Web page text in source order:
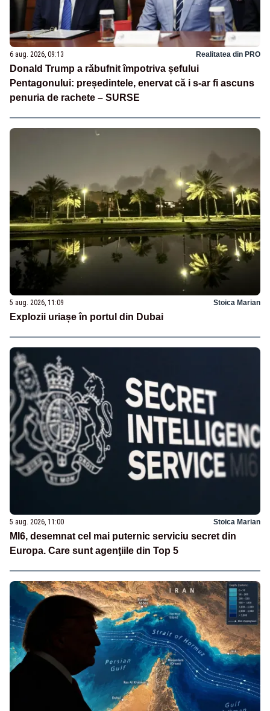
6 aug. 2026, 09:13 Realitatea din PRO
Donald Trump a răbufnit împotriva șefului
Pentagonului: președintele, enervat că i s-ar fi ascuns
penuria de rachete – SURSE
5 aug. 2026, 11:09 Stoica Marian
Explozii uriașe în portul din Dubai
5 aug. 2026, 11:00 Stoica Marian
MI6, desemnat cel mai puternic serviciu secret din
Europa. Care sunt agenţiile din Top 5